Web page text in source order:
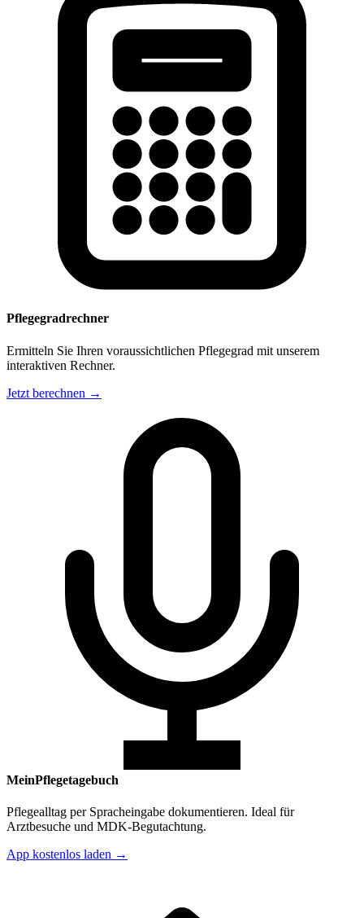
Pflegegradrechner
Ermitteln Sie Ihren voraussichtlichen Pflegegrad mit unserem
interaktiven Rechner.
Jetzt berechnen →
MeinPflegetagebuch
Pflegealltag per Spracheingabe dokumentieren. Ideal für
Arztbesuche und MDK-Begutachtung.
App kostenlos laden →